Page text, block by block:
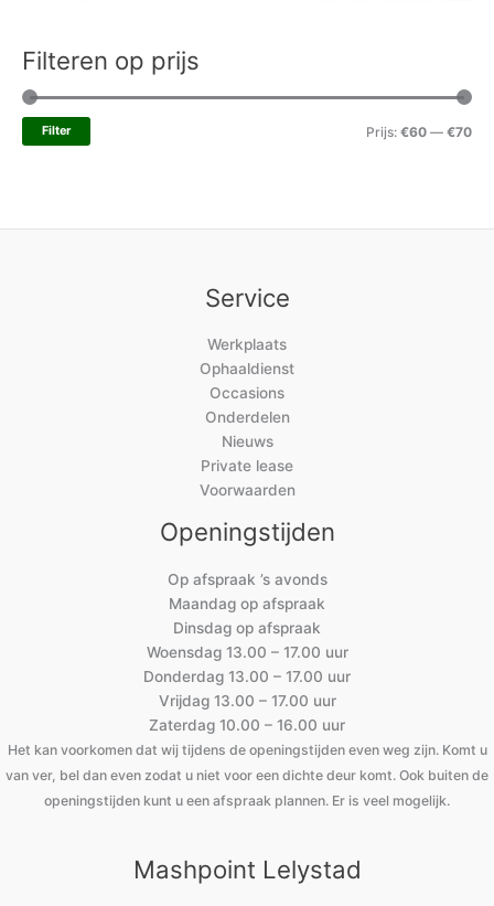
Filteren op prijs
Filter Prijs: €60 — €70
Service
Werkplaats
Ophaaldienst
Occasions
Onderdelen
Nieuws
Private lease
Voorwaarden
Openingstijden
Op afspraak ’s avonds
Maandag op afspraak
Dinsdag op afspraak
Woensdag 13.00 – 17.00 uur
Donderdag 13.00 – 17.00 uur
Vrijdag 13.00 – 17.00 uur
Zaterdag 10.00 – 16.00 uur
Het kan voorkomen dat wij tijdens de openingstijden even weg zijn. Komt u
van ver, bel dan even zodat u niet voor een dichte deur komt. Ook buiten de
openingstijden kunt u een afspraak plannen. Er is veel mogelijk.
Mashpoint Lelystad